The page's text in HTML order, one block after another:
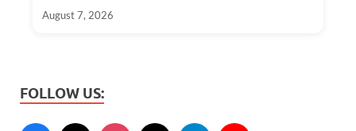
August 7, 2026
FOLLOW US: